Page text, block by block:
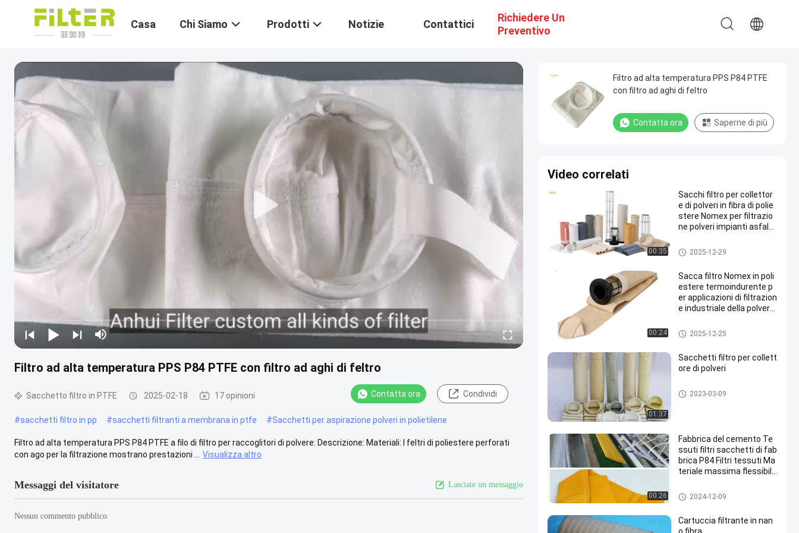
Casa Chi Siamo Prodotti Notizie Contattici
Richiedere Un
Preventivo
Filtro ad alta temperatura PPS P84 PTFE con filtro ad aghi di feltro
Sacchetto filtro in PTFE 2025-02-18 17 opinioni Contatta ora Condividi
#sacchetti filtro in pp #sacchetti filtranti a membrana in ptfe #Sacchetti per aspirazione polveri in polietilene
Filtro ad alta temperatura PPS P84 PTFE a filo di filtro per raccoglitori di polvere: Descrizione: Materiali: I feltri di poliestere perforati
con ago per la filtrazione mostrano prestazioni ...
Visualizza altro
Messaggi del visitatore Lasciate un messaggio
Nessun commento pubblico
Filtro ad alta temperatura PPS P84 PTFE
con filtro ad aghi di feltro
Contatta ora Saperne di più
Video correlati
00:35
Sacchi filtro per collettor
e di polveri in fibra di polie
stere Nomex per filtrazio
ne polveri impianti asfalto
a trazione e al calore
Sacchetto filtro del poliestere
2025-12-29
00:24
Sacca filtro Nomex in poli
estere termoindurente p
er applicazioni di filtrazion
e industriale della polvere,
l'aria superiore e resisten
za alle alte temperature
Sacchetti filtro per collettore di
polveri
2025-12-25
01:37
Sacchetti filtro per collett
ore di polveri
Sacchetti filtro per collettore di
polveri
2023-03-09
00:26
Fabbrica del cemento Te
ssuti filtri sacchetti di fab
brica P84 Filtri tessuti Ma
teriale massima flessibilit
P84 Sacchetti filtri
2024-12-09
Cartuccia filtrante in nan